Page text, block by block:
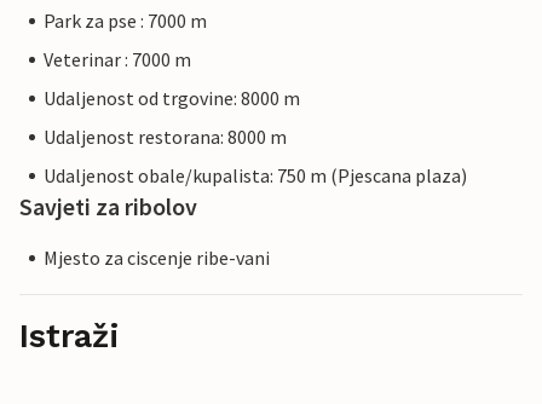
Park za pse : 7000 m
Veterinar : 7000 m
Udaljenost od trgovine: 8000 m
Udaljenost restorana: 8000 m
Udaljenost obale/kupalista: 750 m (Pjescana plaza)
Savjeti za ribolov
Mjesto za ciscenje ribe-vani
Istraži